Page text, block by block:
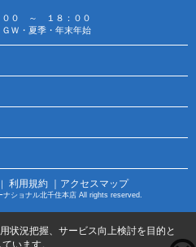
００ ～ １８：００
Ｗ・夏季・年末年始
利用規約 ｜アクセスマップ
ショナル北千住本店 All rights reserved.
状況把握、サービス向上検討を目的と
います。